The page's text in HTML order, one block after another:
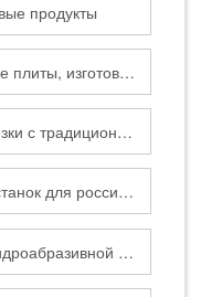
продукты
Резка материалов - Волокнистые плиты, изготовленные по влажной технологии
Сравнение гидроабразивной резки с традиционными методами резки
Как выбрать гидроабразивный станок для российского рынка
Часто задаваемые вопросы о гидроабразивной резке